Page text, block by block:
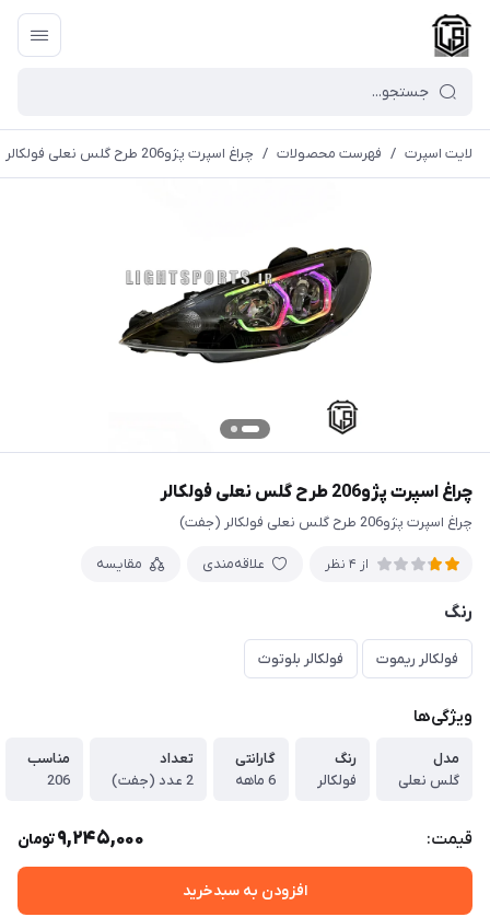
لایت اسپرت / فهرست محصولات / چراغ اسپرت پژو206 طرح گلس نعلی فولکالر
چراغ اسپرت پژو206 طرح گلس نعلی فولکالر
چراغ اسپرت پژو206 طرح گلس نعلی فولکالر (جفت)
از 4 نظر علاقه‌مندی مقایسه
رنگ
فولکالر ریموت فولکالر بلوتوث
ویژگی‌ها
مدل
گلس نعلی
رنگ
فولکالر
گارانتی
6 ماهه
تعداد
2 عدد (جفت)
مناسب
206
قیمت: 9,245,000تومان
افزودن به سبدخرید